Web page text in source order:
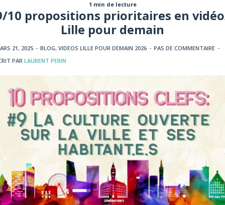
1 min de lecture
10 propositions prioritaires en
Lille pour demain
21, 2025 - BLOG, VIDEOS LILLE POUR DEMAIN 2026 - PAS DE COMMENTAIRE -
PARLAURENT PERIN